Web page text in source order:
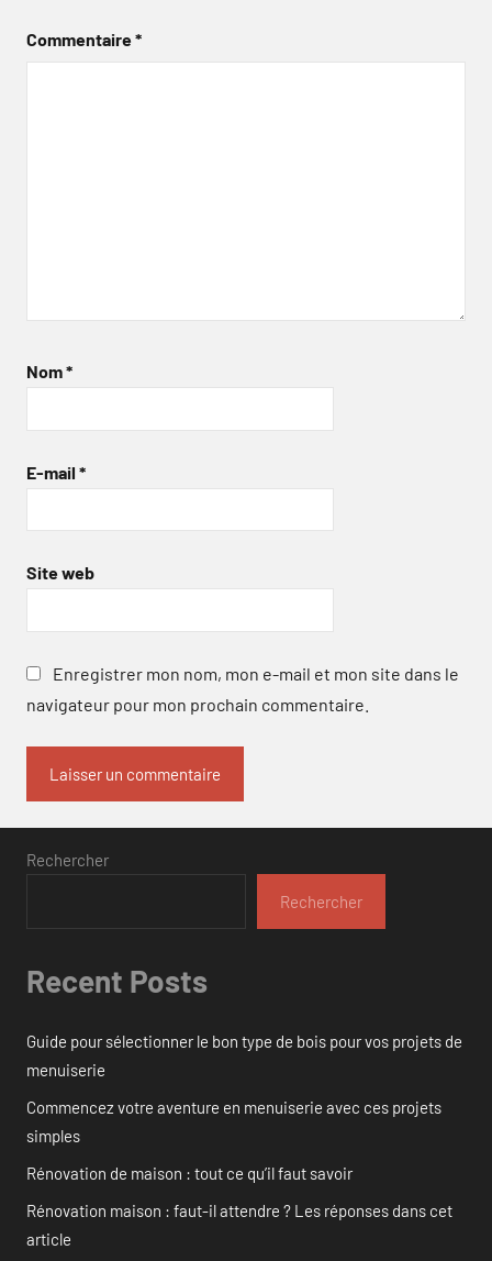
Commentaire*
Nom*
E-mail *
Site web
Enregistrer mon nom, mon e-mail et mon site dans le
navigateur pour mon prochain commentaire.
Rechercher
Rechercher
Recent Posts
Guide pour sélectionner le bon type de bois pour vos projets de
menuiserie
Commencez votre aventure en menuiserie avec ces projets
simples
Rénovation de maison : tout ce qu’il faut savoir
Rénovation maison : faut-il attendre ? Les réponses dans cet
article